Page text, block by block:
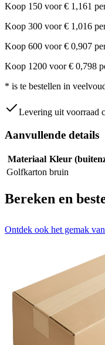
Koop 150 voor € 1,161
Koop 300 voor € 1,016
Koop 600 voor € 0,907
Koop 1200 voor € 0,798
* is te bestellen in
Levering uit voorraad
Aanvullende details
Materiaal Kleur
Golfkarton bruin
Bereken en
Ontdek ook het gemak